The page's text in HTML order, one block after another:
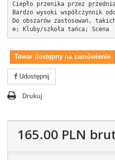
Ciepło przenika przez
Bardzo wysoki współczynnik
Do obszarów zastosowań,
e; Kluby/szkoła tańca; Scena
Towar dostępny na zamówienie
Udostępnij
Drukuj
165.00 PLN